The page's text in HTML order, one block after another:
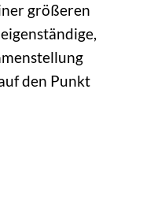
größeren
den Punkt